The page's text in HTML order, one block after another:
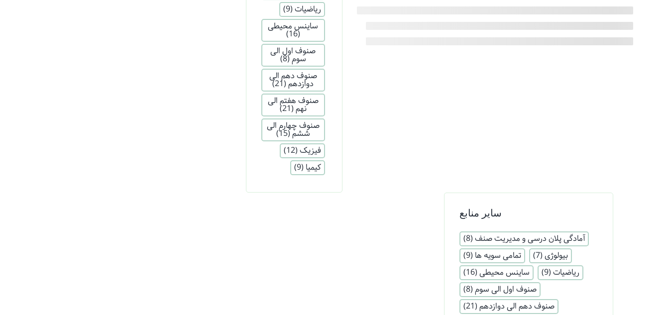
ریاضیات(9)
ساینس محیطی
(16)
صنوف اول الی
سوم(8)
صنوف دهم الی
دوازدهم(21)
صنوف هفتم الی
نهم (21)
صنوف چهارم الی
ششم(15)
فیزیک(12)
کیمیا (9)
سایر منابع
آمادگی پلان درسی و مدیریت صنف (8)
بیولوژی (7) تمامی سویه ها (9)
ریاضیات (9) ساینس محیطی (16)
صنوف اول الی سوم (8)
صنوف دهم الی دوازدهم (21)